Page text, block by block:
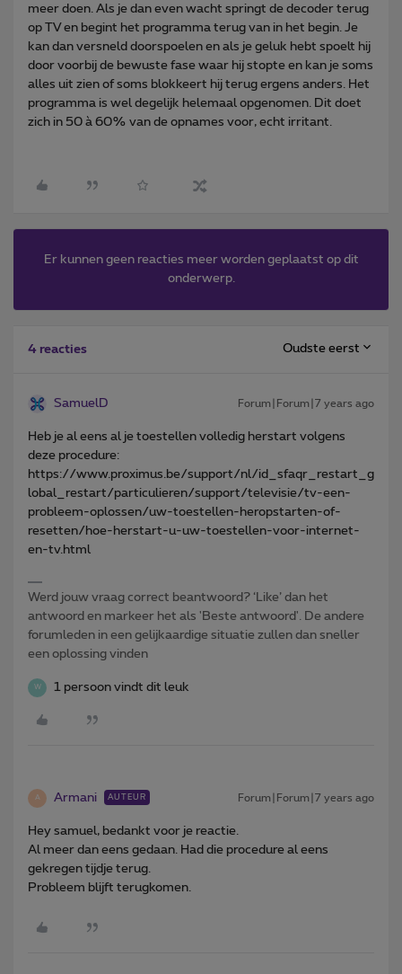
meer doen. Als je dan even wacht springt de decoder terug
op TV en begint het programma terug van in het begin. Je
kan dan versneld doorspoelen en als je geluk hebt spoelt hij
door voorbij de bewuste fase waar hij stopte en kan je soms
alles uit zien of soms blokkeert hij terug ergens anders. Het
programma is wel degelijk helemaal opgenomen. Dit doet
zich in 50 à 60% van de opnames voor, echt irritant.
Er kunnen geen reacties meer worden geplaatst op dit
onderwerp.
4 reacties Oudste eerst
SamuelD Forum|Forum|7 years ago
Heb je al eens al je toestellen volledig herstart volgens
deze procedure:
https://www.proximus.be/support/nl/id_sfaqr_restart_g
lobal_restart/particulieren/support/televisie/tv-een-
probleem-oplossen/uw-toestellen-heropstarten-of-
resetten/hoe-herstart-u-uw-toestellen-voor-internet-
en-tv.html
Werd jouw vraag correct beantwoord? ‘Like’ dan het
antwoord en markeer het als 'Beste antwoord'. De andere
forumleden in een gelijkaardige situatie zullen dan sneller
een oplossing vinden
W 1 persoon vindt dit leuk
A Armani AUTEUR Forum|Forum|7 years ago
Hey samuel, bedankt voor je reactie.
Al meer dan eens gedaan. Had die procedure al eens
gekregen tijdje terug.
Probleem blijft terugkomen.